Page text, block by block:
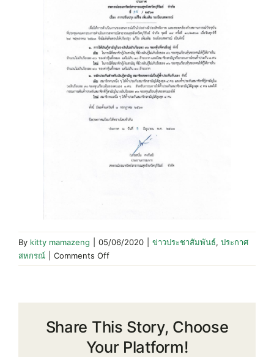
By kitty mamazeng 05/06/2020 ข่าวประชาสัมพันธ์, ประกาศ
สหกรณ์
Comments Offon
ประกาศ
เรื่อง
การ
ให้
Share This Story, Choose
Your Platform!